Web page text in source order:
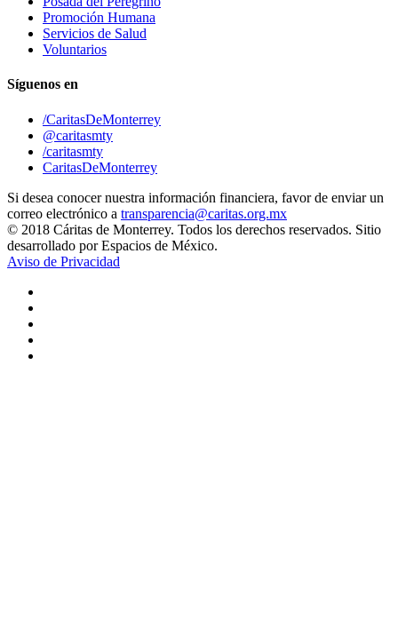
Promoción Humana
Servicios de Salud
Voluntarios
Síguenos en
/CaritasDeMonterrey
@caritasmty
/caritasmty
CaritasDeMonterrey
Si desea conocer nuestra información financiera, favor de enviar un
correo electrónico a transparencia@caritas.org.mx
© 2018 Cáritas de Monterrey. Todos los derechos reservados. Sitio
desarrollado por Espacios de México.
Aviso de Privacidad